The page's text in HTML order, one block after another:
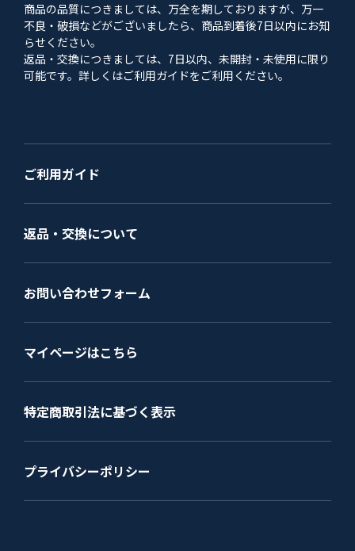
商品の品質につきましては、万全を期しておりますが、万一
不良・破損などがございましたら、商品到着後7日以内にお知
らせください。
返品・交換につきましては、7日以内、未開封・未使用に限り
可能です。詳しくはご利用ガイドをご利用ください。
ご利用ガイド
返品・交換について
お問い合わせフォーム
マイページはこちら
特定商取引法に基づく表示
プライバシーポリシー